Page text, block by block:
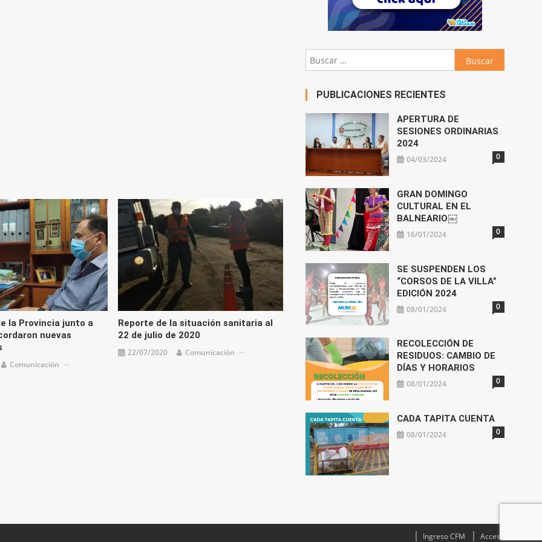
la Provincia junto a
nuevas
Comunicación
Reporte de la situación sanitaria al
22 de julio de 2020
22/07/2020 Comunicación
Buscar:
PUBLICACIONES RECIENTES
APERTURA DE
SESIONES ORDINARIAS
2024
04/03/2024 0
GRAN DOMINGO
CULTURAL EN EL
BALNEARIO￼
16/01/2024 0
SE SUSPENDEN LOS
“CORSOS DE LA VILLA”
EDICIÓN 2024
08/01/2024 0
RECOLECCIÓN DE
RESIDUOS: CAMBIO DE
DÍAS Y HORARIOS
08/01/2024 0
CADA TAPITA CUENTA
08/01/2024 0
Ingreso CFM Acceso